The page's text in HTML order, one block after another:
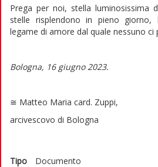
Prega per noi, stella luminosissima
stelle risplendono in pieno giorno,
legame di amore dal quale nessuno ci
Bologna, 16 giugno 2023.
≅ Matteo Maria card. Zuppi,
arcivescovo di Bologna
Tipo
Documento